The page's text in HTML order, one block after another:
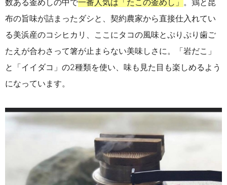
数ある釜めしの中で一番人気は「たこの釜めし」 。鶏と昆
布の旨味が詰まったダシと、契約農家から直接仕入れてい
る美浜産のコシヒカリ、ここにタコの風味とぷりぷり歯ご
たえが合わさって箸が止まらない美味しさに。「岩だこ」
と「イイダコ」の2種類を使い、味も見た目も楽しめるよう
になっています。